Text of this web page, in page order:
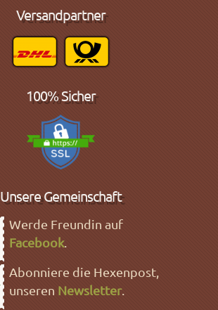
Versandpartner
100% Sicher
Unsere Gemeinschaft
Werde Freundin auf
Facebook.
Abonniere die Hexenpost,
unseren Newsletter.